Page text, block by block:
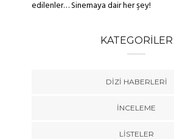
edilenler… Sinemaya dair her şey!
KATEGORILER
DIZI HABERLERI
İNCELEME
LISTELER